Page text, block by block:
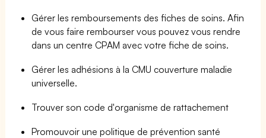
Gérer les remboursements des fiches de soins. Afin
de vous faire rembourser vous pouvez vous rendre
dans un centre CPAM avec votre fiche de soins.
Gérer les adhésions à la CMU couverture maladie
universelle.
Trouver son code d'organisme de rattachement
Promouvoir une politique de prévention santé